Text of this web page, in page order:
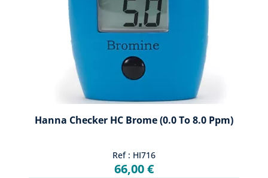
Hanna Checker HC Brome (0.0 To 8.0 Ppm)
Ref : HI716
66,00 €